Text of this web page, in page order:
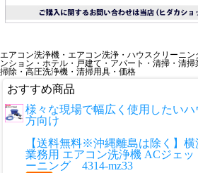
エアコン洗浄機・エアコン洗浄・ハウスクリーニ
ンション・ホテル・戸建て・アパート・清掃・清掃
掃除・高圧洗浄機・清掃用具・価格
おすすめ商品
様々な現場で幅広く使用したい
方向け
【送料無料※沖縄離島は除く】横
業務用 エアコン洗浄機 ACジェッ
ーニング 4314-mz33